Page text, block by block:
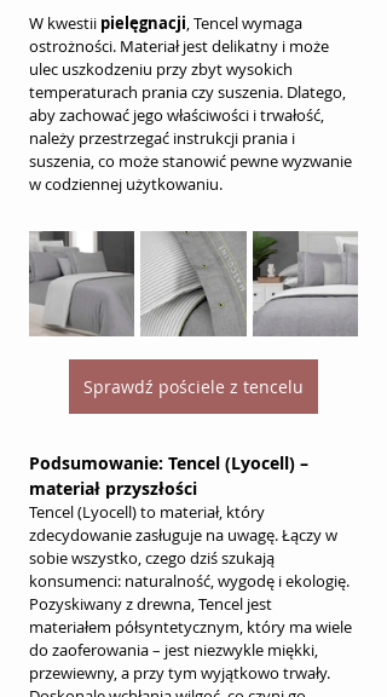
W kwestii pielęgnacji, Tencel wymaga
ostrożności. Materiał jest delikatny i może
ulec uszkodzeniu przy zbyt wysokich
temperaturach prania czy suszenia. Dlatego,
aby zachować jego właściwości i trwałość,
należy przestrzegać instrukcji prania i
suszenia, co może stanowić pewne wyzwanie
w codziennej użytkowaniu.
Sprawdź pościele z tencelu
Podsumowanie: Tencel (Lyocell) –
materiał przyszłości
Tencel (Lyocell) to materiał, który
zdecydowanie zasługuje na uwagę. Łączy w
sobie wszystko, czego dziś szukają
konsumenci: naturalność, wygodę i ekologię.
Pozyskiwany z drewna, Tencel jest
materiałem półsyntetycznym, który ma wiele
do zaoferowania – jest niezwykle miękki,
przewiewny, a przy tym wyjątkowo trwały.